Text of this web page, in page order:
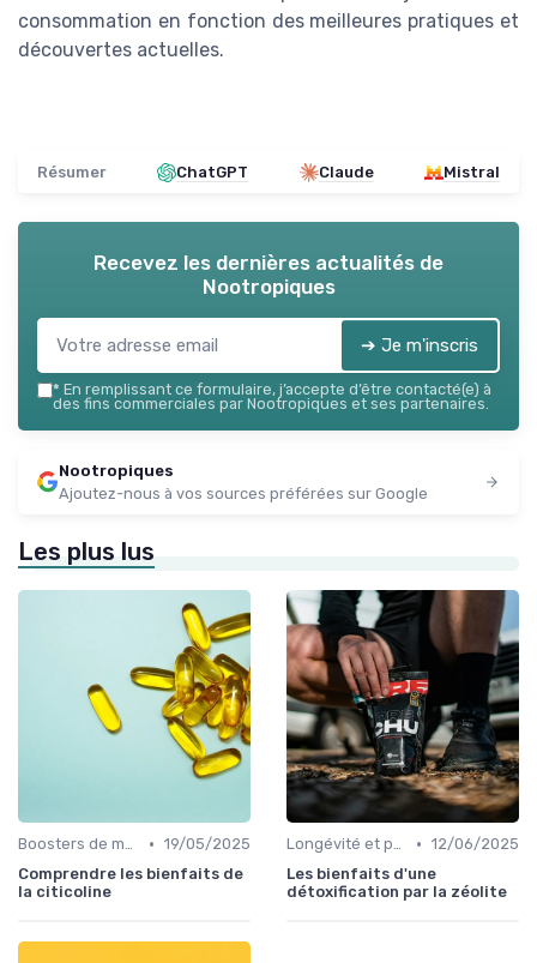
consommation en fonction des meilleures pratiques et
découvertes actuelles.
Résumer ChatGPT Claude Mistral
Recevez les dernières actualités de
Nootropiques
➔ Je m'inscris
* En remplissant ce formulaire, j’accepte d’être contacté(e) à
des fins commerciales par Nootropiques et ses partenaires.
Nootropiques
Ajoutez-nous à vos sources préférées sur Google
Les plus lus
Boosters de mémoire • 19/05/2025
Comprendre les bienfaits de
la citicoline
Longévité et prévention • 12/06/2025
Les bienfaits d'une
détoxification par la zéolite